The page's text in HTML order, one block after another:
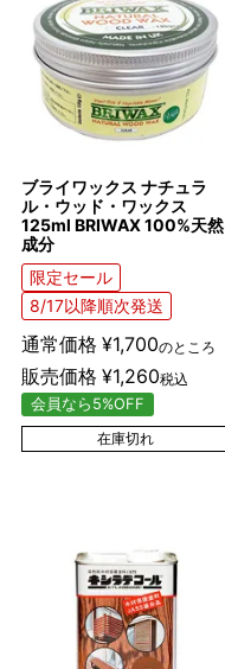
ブライワックス ナチュラ
ル・ウッド・ワックス
125ml BRIWAX 100%天然
成分
限定セール
8/17以降順次発送
通常価格 ¥1,700のところ
販売価格 ¥1,260税込
会員なら5%OFF
在庫切れ